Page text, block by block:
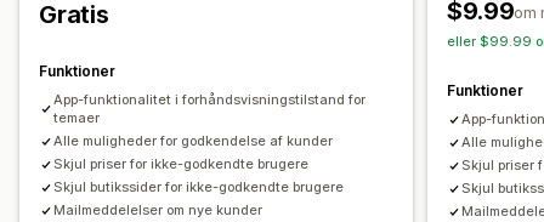
Gratis
Funktioner
App-funktionalitet i forhåndsvisningstilstand for
temaer
Alle muligheder for godkendelse af kunder
Skjul priser for ikke-godkendte brugere
Skjul butikssider for ikke-godkendte brugere
Mailmeddelelser om nye kunder
$9.99om
eller $99.99
Funktioner
App-
Alle
Skjul priser
Skjul